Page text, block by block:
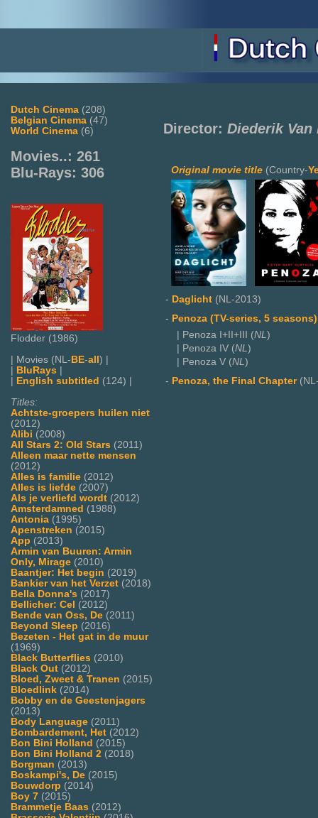
Dutch Cinema (208)
Belgian Cinema (47)
World Cinema (6)
Movies..: 261
Blu-Rays: 306
Flodder (1986)
| Movies (NL- BE-all ) |
BluRays
English subtitled (124) |
Titles:
Achtste-groepers huilen niet
(2012)
Alibi (2008)
All Stars 2: Old Stars (2011)
Alleen maar nette mensen
(2012)
Alles is familie (2012)
Alles is liefde (2007)
Als je verliefd wordt (2012)
Amsterdamned (1988)
Antonia (1995)
Apenstreken (2015)
App (2013)
Armin van Buuren: Armin
Only, Mirage (2010)
Baantjer: Het begin (2019)
Bankier van het Verzet (2018)
Bella Donna's (2017)
Bellicher: Cel (2012)
Bende van Oss, De (2011)
Beyond Sleep (2016)
Bezeten - Het gat in de muur
(1969)
Black Butterflies (2010)
Black Out (2012)
Bloed, Zweet & Tranen (2015)
Bloedlink (2014)
Bobby en de Geestenjagers
(2013)
Body Language (2011)
Bombardement, Het (2012)
Bon Bini Holland (2015)
Bon Bini Holland 2 (2018)
Borgman (2013)
Boskampi's, De (2015)
Bouwdorp (2014)
Boy 7 (2015)
Brammetje Baas (2012)
Director: Diederik Van
Original movie title (Country-
- Daglicht (NL-2013)
- Penoza (TV-series, 5 seasons)
| Penoza I+II+III (NL )
| Penoza IV (NL )
| Penoza V (NL )
- Penoza, the Final Chapter